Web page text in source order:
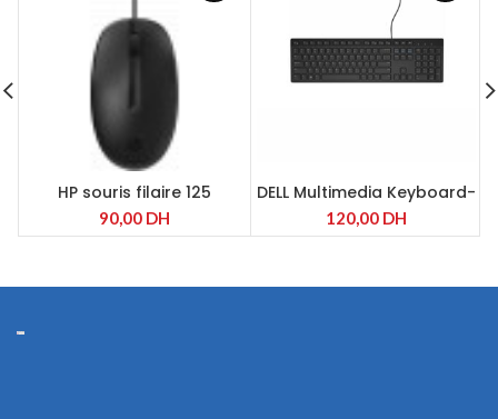
HP souris filaire 125
90,00 DH
DELL Multimedia Keyboard-
KB216
120,00 DH